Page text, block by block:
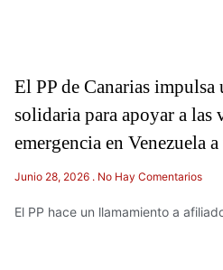
El PP de Canarias
solidaria para apoyar a las
emergencia en Venezuela
Junio 28, 2026 No Hay Comentarios
El PP hace un llamamiento a